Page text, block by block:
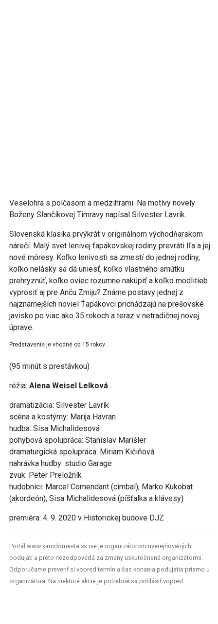
Veselohra s polčasom a medzihrami. Na motívy novely
Boženy Slančíkovej Timravy napísal Silvester Lavrík.
Slovenská klasika prvýkrát v originálnom východňarskom
nárečí. Malý svet lenivej ťapákovskej rodiny prevráti Iľa a jej
nové móresy. Koľko lenivosti sa zmestí do jednej rodiny,
koľko nelásky sa dá uniesť, koľko vlastného smútku
prehryznúť, koľko oviec rozumne nakúpiť a koľko modlitieb
vyprosiť aj pre Anču Zmiju? Známe postavy jednej z
najznámejších noviel Ťapákovci prichádzajú na prešovské
javisko po viac ako 35 rokoch a teraz v netradičnej novej
úprave.
Predstavenie je vhodné od 15 rokov.
(95 minút s prestávkou)
réžia: Alena Weisel Lelková
dramatizácia: Silvester Lavrík
scéna a kostýmy: Marija Havran
hudba: Sisa Michalidesová
pohybová spolupráca: Stanislav Marišler
dramaturgická spolupráca: Miriam Kičiňová
nahrávka hudby: studio Garage
zvuk: Peter Preložník
hudobníci: Marcel Comendant (cimbal), Marko Kukobat
(akordeón), Sisa Michalidesová (píšťalka a klávesy)
premiéra: 4. 9. 2020 v Historickej budove DJZ
Portál www.kamdomesta.sk nie je organizátorom uverejňovaných
podujatí a preto nezodpovedá za zmeny uskutočnené organizátormi.
Odporúčame preveriť si vopred termín a čas konania podujatia priamo u
organizátora. Na niektoré akcie je potrebné sa prihlásiť vopred.